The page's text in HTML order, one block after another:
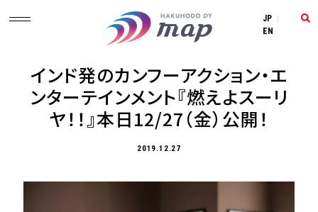
JP
EN
インド発のカンフーアクション・エ
ンターテインメント『燃えよスーリ
ヤ！！』本日12/27（金）公開！
2019.12.27